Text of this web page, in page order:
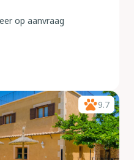
op aanvraag
9.7